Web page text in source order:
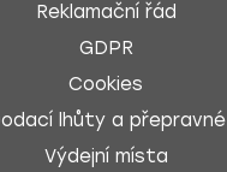
Reklamační řád
GDPR
Cookies
lhůty a přepravné
Výdejní místa